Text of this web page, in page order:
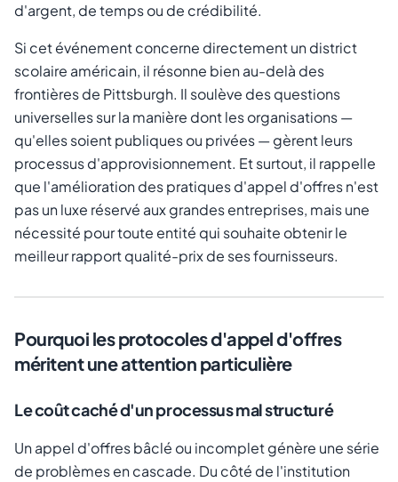
d'argent, de temps ou de crédibilité.
Si cet événement concerne directement un district
scolaire américain, il résonne bien au-delà des
frontières de Pittsburgh. Il soulève des questions
universelles sur la manière dont les organisations —
qu'elles soient publiques ou privées — gèrent leurs
processus d'approvisionnement. Et surtout, il rappelle
que l'amélioration des pratiques d'appel d'offres n'est
pas un luxe réservé aux grandes entreprises, mais une
nécessité pour toute entité qui souhaite obtenir le
meilleur rapport qualité-prix de ses fournisseurs.
Pourquoi les protocoles d'appel d'offres
méritent une attention particulière
Le coût caché d'un processus mal structuré
Un appel d'offres bâclé ou incomplet génère une série
de problèmes en cascade. Du côté de l'institution